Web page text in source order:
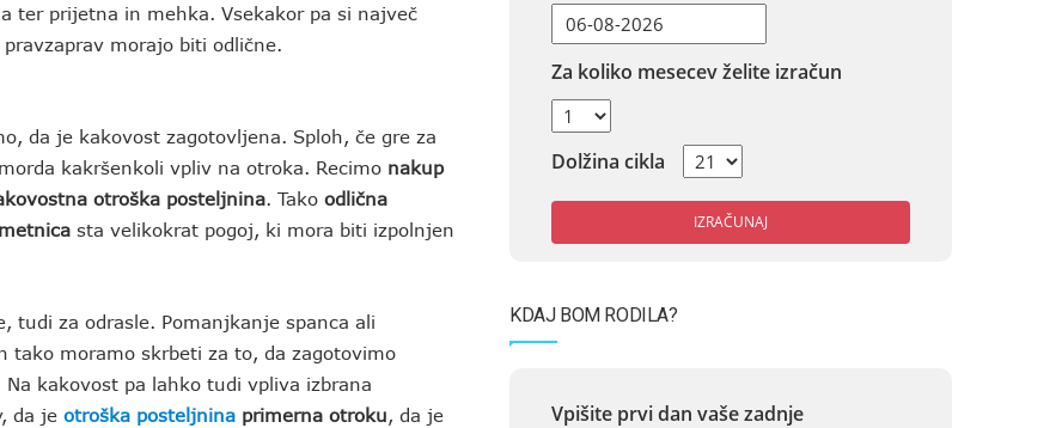
ter prijetna in mehka. Vsekakor pa si največ
pravzaprav morajo biti odlične.
da je kakovost zagotovljena. Sploh, če gre za
kakršenkoli vpliv na otroka. Recimo nakup
otroška posteljnina. Tako odlična
sta velikokrat pogoj, ki mora biti izpolnjen
tudi za odrasle. Pomanjkanje spanca ali
tako moramo skrbeti za to, da zagotovimo
kakovost pa lahko tudi vpliva izbrana
da je otroška posteljnina primerna otroku, da je
Za koliko mesecev želite izračun
Dolžina cikla
IZRAČUNAJ
KDAJ BOM RODILA?
Vpišite prvi dan vaše zadnje